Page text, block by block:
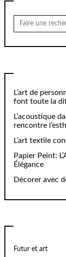
Chercher
pour:
L’art de
font toute la
L’acoustique
rencontre
L’art textile
Papier Peint:
Élégance
Décorer avec
Futur et art